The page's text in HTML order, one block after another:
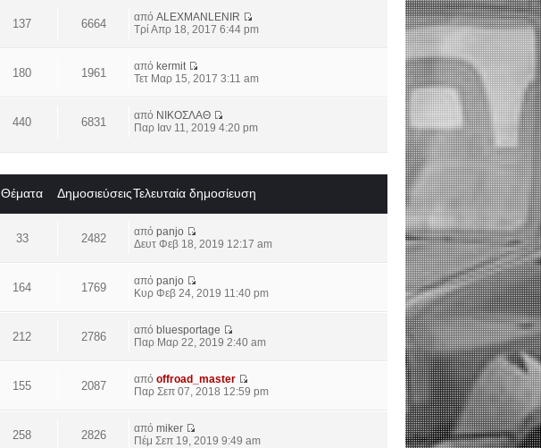
137 6664 απόALEXMANLENIR
Τρί Απρ 18, 2017 6:44 pm
180 1961 από kermit
Τετ Μαρ 15, 2017 3:11 am
440 6831 από ΝΙΚΟΣΛΑΘ
Παρ Ιαν 11, 2019 4:20 pm
Θέματα ΔημοσιεύσειςΤελευταία δημοσίευση
33 2482 απόpanjo
Δευτ Φεβ 18, 2019 12:17 am
164 1769 απόpanjo
Κυρ Φεβ 24, 2019 11:40 pm
212 2786 από bluesportage
Παρ Μαρ 22, 2019 2:40 am
155 2087 απόoffroad_master
Παρ Σεπ 07, 2018 12:59 pm
258 2826 απόmiker
Πέμ Σεπ 19, 2019 9:49 am